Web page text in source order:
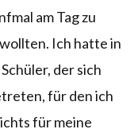
am Tag zu
Ich hatte in
der sich
für den ich
für meine